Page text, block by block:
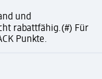
und
rabattfähig.(#) Für
Punkte.